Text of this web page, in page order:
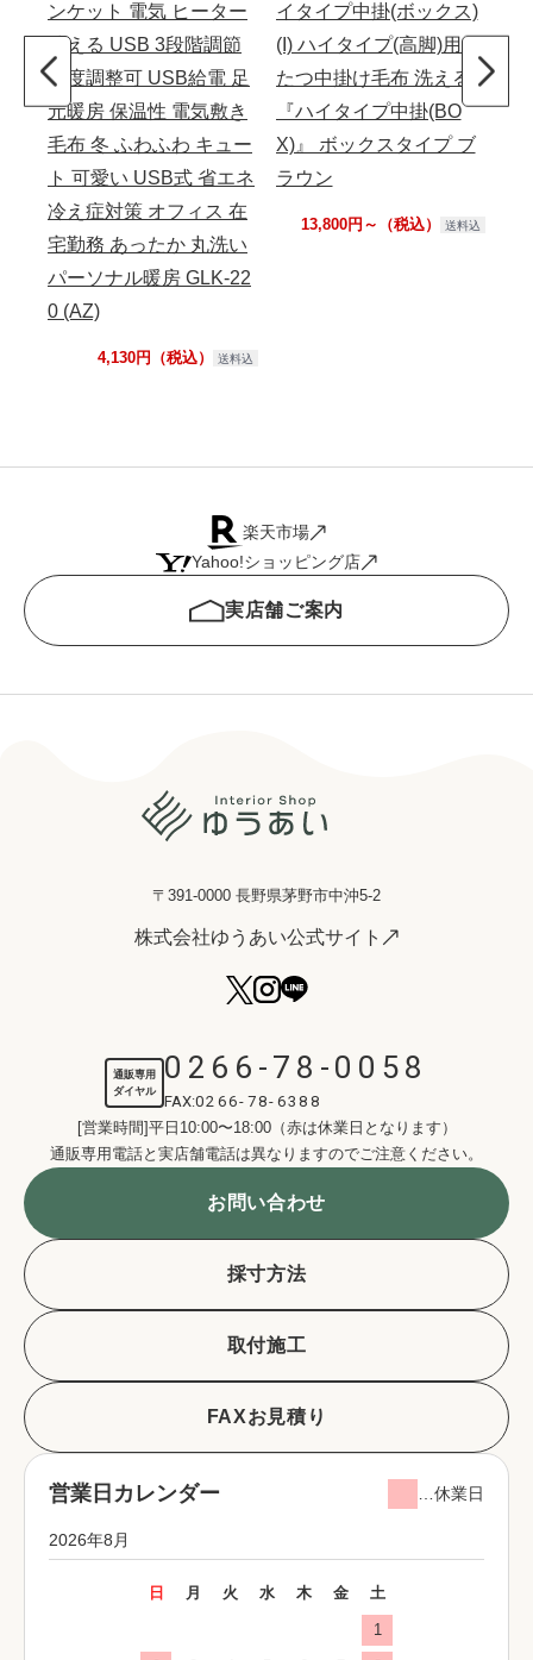
ンケット 電気 ヒーター
洗える USB 3段階調節
温度調整可 USB給電 足
元暖房 保温性 電気敷き
毛布 冬 ふわふわ キュー
ト 可愛い USB式 省エネ
冷え症対策 オフィス 在
宅勤務 あったか 丸洗い
パーソナル暖房 GLK-22
0 (AZ)
4,130円（税込） 送料込
イタイプ中掛(ボックス)
(I) ハイタイプ(高脚)用 こ
たつ中掛け毛布 洗える
『ハイタイプ中掛(BO
X)』 ボックスタイプ ブ
ラウン
13,800円～（税込） 送料込
(S)
楽天市場
Yahoo!ショッピング店
実店舗ご案内
〒391-0000 長野県茅野市中沖5-2
株式会社ゆうあい公式サイト
通販専用
ダイヤル
0266-78-0058
FAX:0266-78-6388
[営業時間]平日10:00〜18:00（赤は休業日となります）
通販専用電話と実店舗電話は異なりますのでご注意ください。
お問い合わせ
採寸方法
取付施工
FAXお見積り
営業日カレンダー …休業日
2026年8月
日 月 火 水 木 金 土
1